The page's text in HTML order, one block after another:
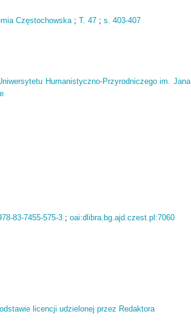
Częstochowska;T. 47 ;s. 403-407
Humanistyczno-Przyrodniczego im. Jana
83-7455-575-3 ;oai:dlibra.bg.ajd.czest.pl:7060
licencji udzielonej przez Redaktora